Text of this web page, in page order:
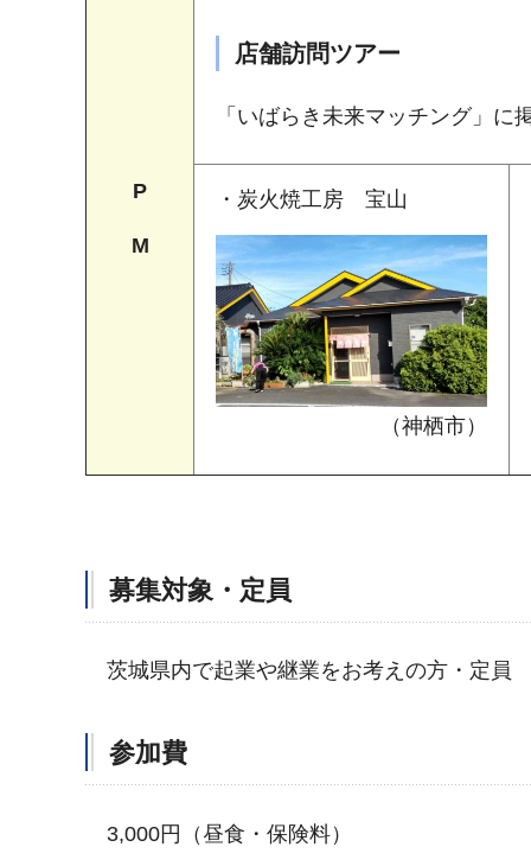
P
M
店舗訪問ツアー
「いばらき未来マッチング」
・炭火焼工房 宝山
（神栖市）
募集対象・定員
茨城県内で起業や継業をお考えの方・定員
参加費
3,000円（昼食・保険料）